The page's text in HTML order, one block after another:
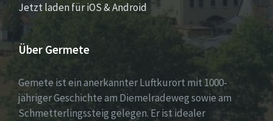
Jetzt laden für iOS & Android
Über Germete
Gemete ist ein anerkannter Luftkurort mit 1000-
jähriger Geschichte am Diemelradeweg sowie am
Schmetterlingssteig gelegen. Er ist idealer